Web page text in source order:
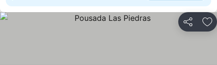
Compartir